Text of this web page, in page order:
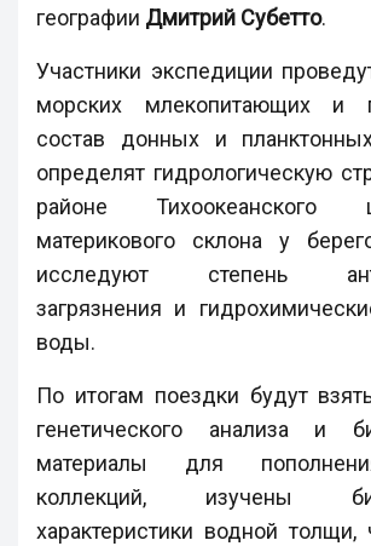
географии Дмитрий Субетто.
Участники экспедиции
морских млекопитающих и
состав донных и
определят гидрологическую
районе
материкового склона у
исследуют степень
загрязнения и
воды.
По итогам поездки будут
генетического анализа и
материалы для
коллекций, изучены
характеристики водной толщи,